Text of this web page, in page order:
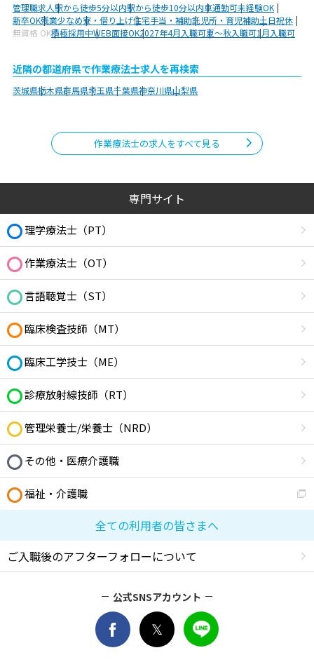
管理職求人駅から徒歩5分以内駅から徒歩10分以内車通勤可未経験OK
新卒OK残業少なめ寮・借り上げ住宅手当・補助託児所・育児補助土日祝休
無資格 OK積極採用中WEB面接OK2027年4月入職可夏～秋入職可1月入職可
近隣の都道府県で作業療法士求人を再検索
茨城県栃木県群馬県埼玉県千葉県神奈川県山梨県
作業療法士の求人をすべて見る
専門サイト
理学療法士（PT）
作業療法士（OT）
言語聴覚士（ST）
臨床検査技師（MT）
臨床工学技士（ME）
診療放射線技師（RT）
管理栄養士/栄養士（NRD）
その他・医療介護職
福祉・介護職
全ての利用者の皆さまへ
ご入職後のアフターフォローについて
公式SNSアカウント